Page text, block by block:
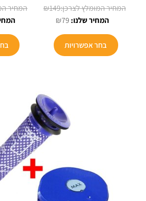
₪149 המחיר
₪79
הוא:
בחר אפשרויות